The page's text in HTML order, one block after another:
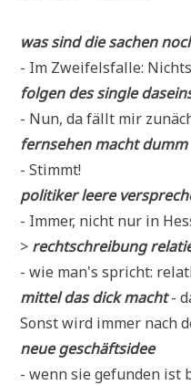
was sind die sachen
- Im Zwei­fels­fal­le:
fol­gen des sin­gle
- Nun, da fällt mir
fern­se­hen macht dumm
- Stimmt!
poli­ti­ker lee­re
- Immer, nicht nur in
> recht­schrei­bung
- wie man's spricht:
mit­tel das dick macht-
Sonst wird immer nach
neue geschäfts­idee
- wenn sie gefun­den ist